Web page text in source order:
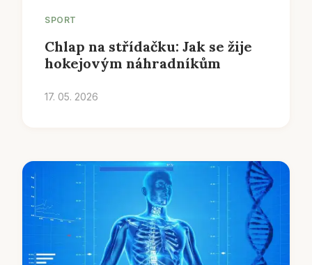
SPORT
Chlap na střídačku: Jak se žije
hokejovým náhradníkům
17. 05. 2026